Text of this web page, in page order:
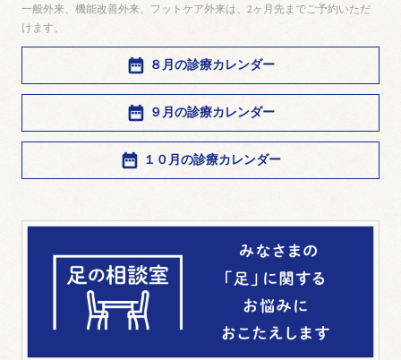
一般外来、機能改善外来、フットケア外来は、2ヶ月先までご予約いただ
けます。
８月の診療カレンダー
９月の診療カレンダー
１０月の診療カレンダー